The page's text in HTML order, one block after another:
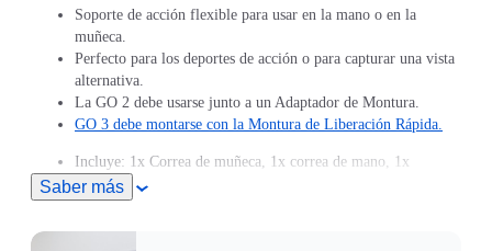
Soporte de acción flexible para usar en la mano o en la
muñeca.
Perfecto para los deportes de acción o para capturar una vista
alternativa.
La GO 2 debe usarse junto a un Adaptador de Montura.
GO 3 debe montarse con la Montura de Liberación Rápida.
Incluye: 1x Correa de muñeca, 1x correa de mano, 1x
montura, 1x tornillo de pulgar de 1/4", 1x adaptador de
montura de cámara de 1/4".
Saber más